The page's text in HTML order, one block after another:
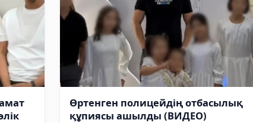
Өртенген полицейдің отбасылық
құпиясы ашылды (ВИДЕО)